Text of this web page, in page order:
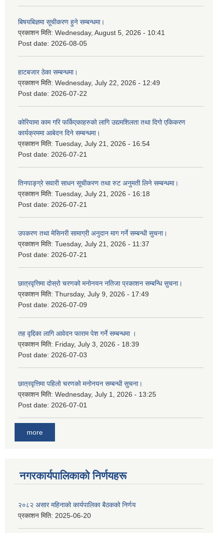
बिषयबिज्ञमा सूचीकरण हुने सम्बन्धमा।
प्रकाशन मिति: Wednesday, August 5, 2026 - 10:41
Post date: 2026-08-05
हाटबजार ठेका सम्बन्धमा।
प्रकाशन मिति: Wednesday, July 22, 2026 - 12:49
Post date: 2026-07-22
कोरियामा काम गरि फर्किएकाहरुको लागि उद्यमशिलता तथा दिगो एकिकरण
कार्यक्रममा आबेदन दिने सम्बन्धमा।
प्रकाशन मिति: Tuesday, July 21, 2026 - 16:54
Post date: 2026-07-21
तिनपाङ्ग्रे सवारी साधन सूचीकरण तथा रुट अनुमती लिने सम्बन्धमा।
प्रकाशन मिति: Tuesday, July 21, 2026 - 16:18
Post date: 2026-07-21
उपकरण तथा मेसिनरी सामाग्री अनुदान माग गर्ने सम्बन्धी सुचना।
प्रकाशन मिति: Tuesday, July 21, 2026 - 11:37
Post date: 2026-07-21
छात्रवृत्तिमा दोस्रो चरणको मनोनयन नतिजा प्रकाशन सम्बन्धि सुचना।
प्रकाशन मिति: Thursday, July 9, 2026 - 17:49
Post date: 2026-07-09
तह वृद्दिका लागि आवेदन फाराम पेश गर्ने सम्बन्धमा ।
प्रकाशन मिति: Friday, July 3, 2026 - 18:39
Post date: 2026-07-03
छात्रवृत्तिमा पहिलो चरणको मनोनयन सम्बन्धी सुचना।
प्रकाशन मिति: Wednesday, July 1, 2026 - 13:25
Post date: 2026-07-01
more
नगरकार्यपालिकाकाे निर्णयहरू
२०८२ असार महिनाको कार्यपालिका बैठकको निर्णय
प्रकाशन मिति: 2025-06-20